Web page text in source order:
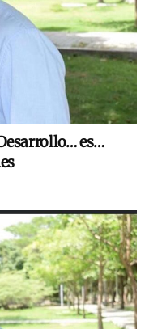
es…